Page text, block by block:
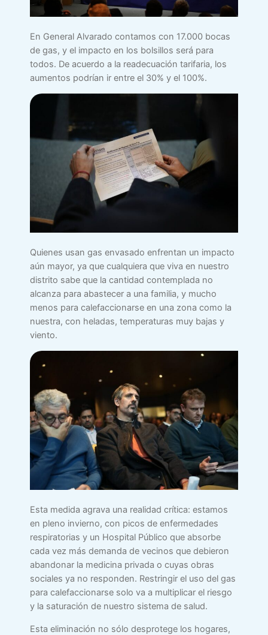
En General Alvarado contamos con 17.000 bocas
de gas, y el impacto en los bolsillos será para
todos. De acuerdo a la readecuación tarifaria, los
aumentos podrían ir entre el 30% y el 100%.
Quienes usan gas envasado enfrentan un impacto
aún mayor, ya que cualquiera que viva en nuestro
distrito sabe que la cantidad contemplada no
alcanza para abastecer a una familia, y mucho
menos para calefaccionarse en una zona como la
nuestra, con heladas, temperaturas muy bajas y
viento.
Esta medida agrava una realidad crítica: estamos
en pleno invierno, con picos de enfermedades
respiratorias y un Hospital Público que absorbe
cada vez más demanda de vecinos que debieron
abandonar la medicina privada o cuyas obras
sociales ya no responden. Restringir el uso del gas
para calefaccionarse solo va a multiplicar el riesgo
y la saturación de nuestro sistema de salud.
Esta eliminación no sólo desprotege los hogares,